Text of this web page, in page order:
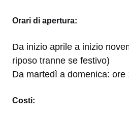
Orari di apertura:
Da inizio aprile a inizio
riposo tranne se festivo)
Da martedì a domenica: ore
Costi: